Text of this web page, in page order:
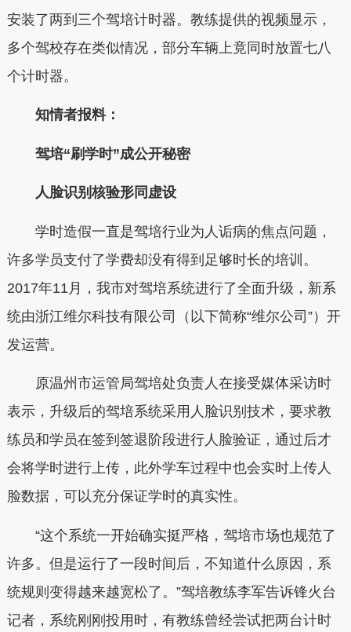
安装了两到三个驾培计时器。教练提供的视频显示，
多个驾校存在类似情况，部分车辆上竟同时放置七八
个计时器。
知情者报料：
驾培“刷学时”成公开秘密
人脸识别核验形同虚设
学时造假一直是驾培行业为人诟病的焦点问题，
许多学员支付了学费却没有得到足够时长的培训。
2017年11月，我市对驾培系统进行了全面升级，新系
统由浙江维尔科技有限公司（以下简称“维尔公司”）开
发运营。
原温州市运管局驾培处负责人在接受媒体采访时
表示，升级后的驾培系统采用人脸识别技术，要求教
练员和学员在签到签退阶段进行人脸验证，通过后才
会将学时进行上传，此外学车过程中也会实时上传人
脸数据，可以充分保证学时的真实性。
“这个系统一开始确实挺严格，驾培市场也规范了
许多。但是运行了一段时间后，不知道什么原因，系
统规则变得越来越宽松了。”驾培教练李军告诉锋火台
记者，系统刚刚投用时，有教练曾经尝试把两台计时